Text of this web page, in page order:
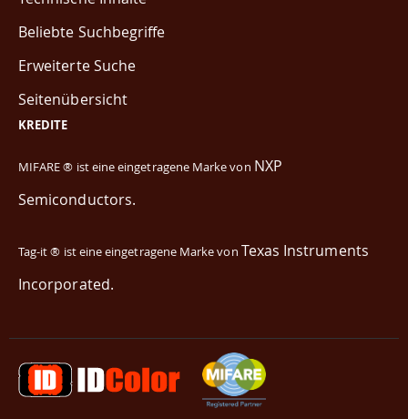
Beliebte Suchbegriffe
Erweiterte Suche
Seitenübersicht
KREDITE
MIFARE ® ist eine eingetragene Marke von NXP
Semiconductors.
Tag-it ® ist eine eingetragene Marke von Texas Instruments
Incorporated.